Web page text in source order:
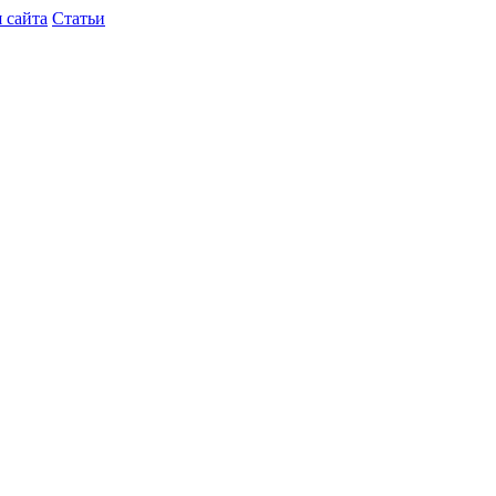
сайта Статьи